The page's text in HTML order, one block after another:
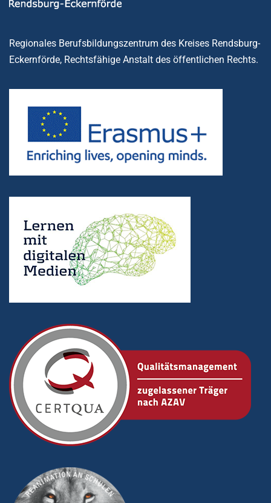
Regionales Berufsbildungszentrum des Kreises Rendsburg-
Eckernförde, Rechtsfähige Anstalt des öffentlichen Rechts.